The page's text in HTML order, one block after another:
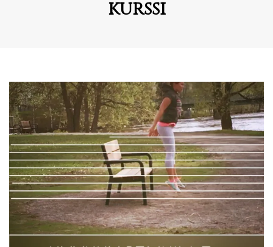
kurssi